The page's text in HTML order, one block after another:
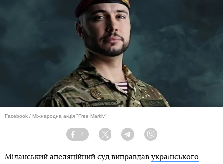
Facebook / Міжнародна акція "Free Markiv"
Facebook
4
Twitter TelegramViber
Міланський апеляційний суд виправдав українського